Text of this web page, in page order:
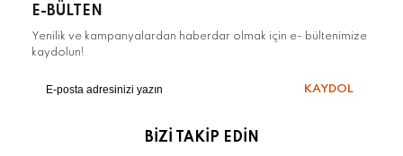
E-BÜLTEN
Yenilik ve kampanyalardan haberdar olmak için e- bültenimize
kaydolun!
KAYDOL
BİZİ TAKİP EDİN